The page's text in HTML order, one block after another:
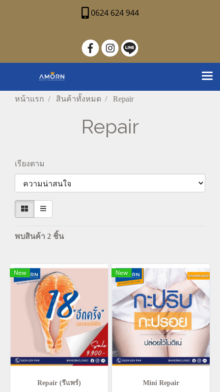
0624 624 944
หน้าแรก สินค้าทั้งหมด Repair
Repair
เรียงตาม
พบสินค้า 2 ชิ้น
New
Repair (รีแพร์)
New
Mini Repair